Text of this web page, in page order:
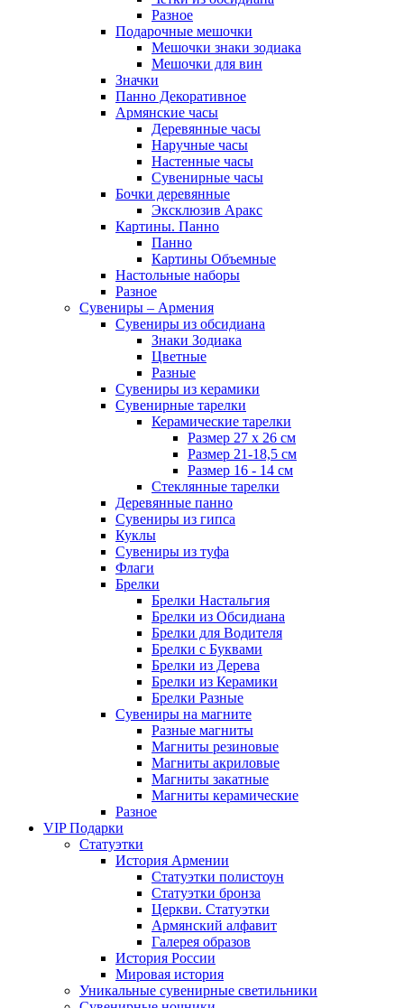
Разное
Подарочные мешочки
Мешочки знаки зодиака
Мешочки для вин
Значки
Панно Декоративное
Армянские часы
Деревянные часы
Наручные часы
Настенные часы
Сувенирные часы
Бочки деревянные
Эксклюзив Аракс
Картины. Панно
Панно
Картины Объемные
Настольные наборы
Разное
Сувениры – Армения
Сувениры из обсидиана
Знаки Зодиака
Цветные
Разные
Сувениры из керамики
Сувенирные тарелки
Керамические тарелки
Размер 27 х 26 см
Размер 21-18,5 см
Размер 16 - 14 см
Стеклянные тарелки
Деревянные панно
Сувениры из гипса
Куклы
Сувениры из туфа
Флаги
Брелки
Брелки Настальгия
Брелки из Обсидиана
Брелки для Водителя
Брелки с Буквами
Брелки из Дерева
Брелки из Керамики
Брелки Разные
Сувениры на магните
Разные магниты
Магниты резиновые
Магниты акриловые
Магниты закатные
Магниты керамические
Разное
VIP Подарки
Статуэтки
История Армении
Статуэтки полистоун
Статуэтки бронза
Церкви. Статуэтки
Армянский алфавит
Галерея образов
История России
Мировая история
Уникальные сувенирные светильники